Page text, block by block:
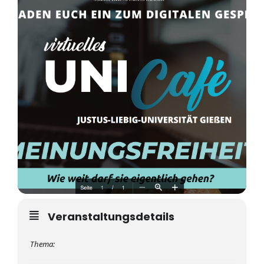
Veranstaltungsdetails
Thema: